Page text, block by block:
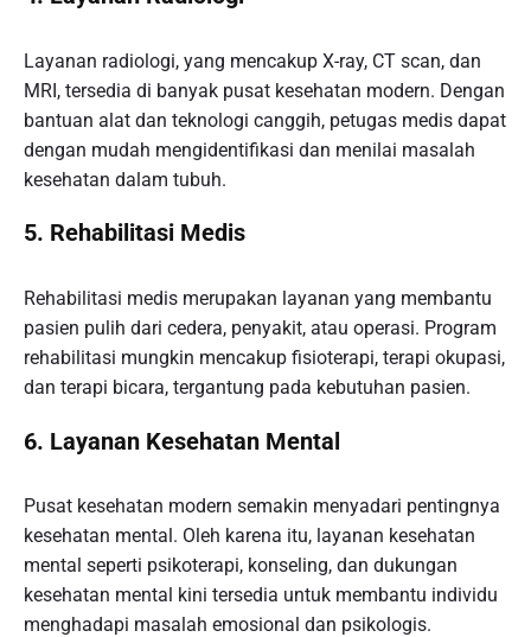
Layanan radiologi, yang mencakup X-ray, CT scan, dan
MRI, tersedia di banyak pusat kesehatan modern. Dengan
bantuan alat dan teknologi canggih, petugas medis dapat
dengan mudah mengidentifikasi dan menilai masalah
kesehatan dalam tubuh.
5. Rehabilitasi Medis
Rehabilitasi medis merupakan layanan yang membantu
pasien pulih dari cedera, penyakit, atau operasi. Program
rehabilitasi mungkin mencakup fisioterapi, terapi okupasi,
dan terapi bicara, tergantung pada kebutuhan pasien.
6. Layanan Kesehatan Mental
Pusat kesehatan modern semakin menyadari pentingnya
kesehatan mental. Oleh karena itu, layanan kesehatan
mental seperti psikoterapi, konseling, dan dukungan
kesehatan mental kini tersedia untuk membantu individu
menghadapi masalah emosional dan psikologis.